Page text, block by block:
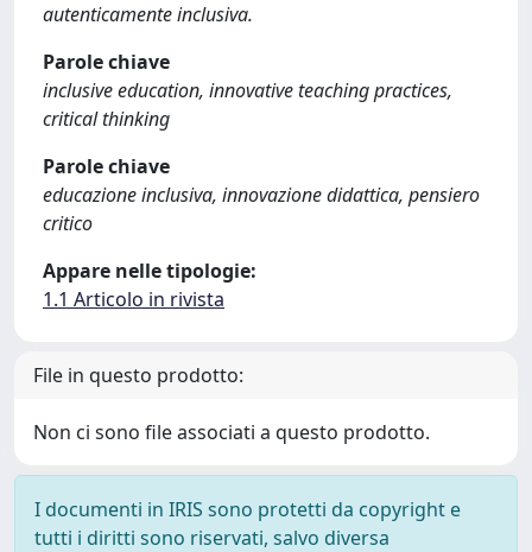
autenticamente inclusiva.
Parole chiave
inclusive education, innovative teaching practices,
critical thinking
Parole chiave
educazione inclusiva, innovazione didattica, pensiero
critico
Appare nelle tipologie:
1.1 Articolo in rivista
File in questo prodotto:
Non ci sono file associati a questo prodotto.
I documenti in IRIS sono protetti da copyright e
tutti i diritti sono riservati, salvo diversa